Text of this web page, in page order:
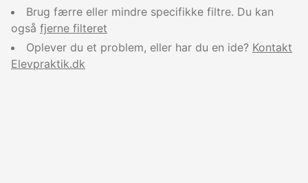
Brug færre eller mindre specifikke filtre. Du kan
også fjerne filteret
Oplever du et problem, eller har du en ide? Kontakt
Elevpraktik.dk